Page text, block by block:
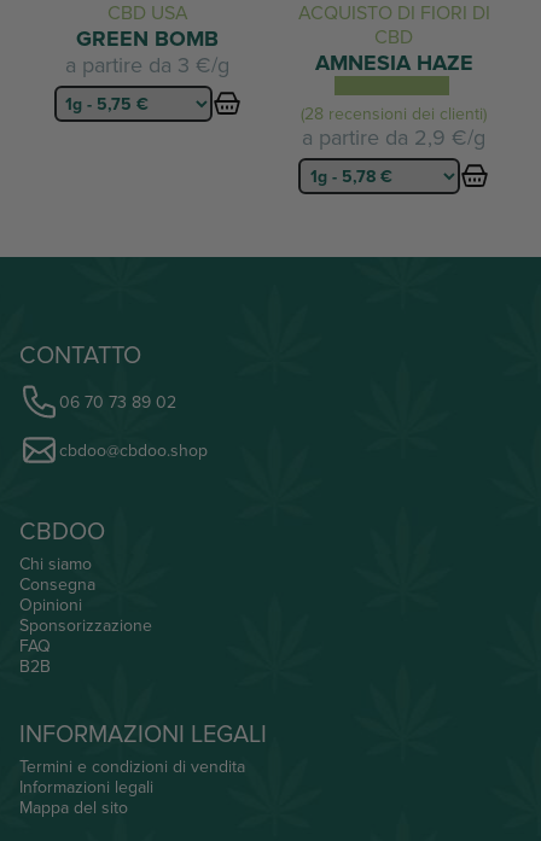
CBD USA
GREEN BOMB
a partire da 3 €/g
ACQUISTO DI FIORI DI
CBD
AMNESIA HAZE
(28 recensioni dei clienti)
a partire da 2,9 €/g
CONTATTO
06 70 73 89 02
cbdoo@cbdoo.shop
CBDOO
Chi siamo
Consegna
Opinioni
Sponsorizzazione
FAQ
B2B
INFORMAZIONI LEGALI
Termini e condizioni di vendita
Informazioni legali
Mappa del sito